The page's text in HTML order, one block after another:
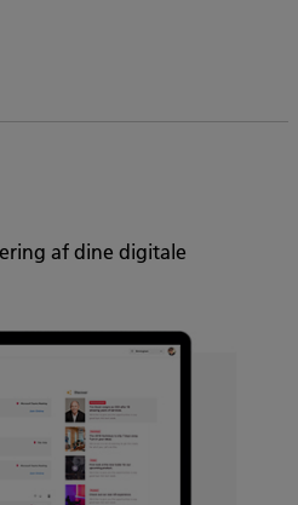
af dine digitale